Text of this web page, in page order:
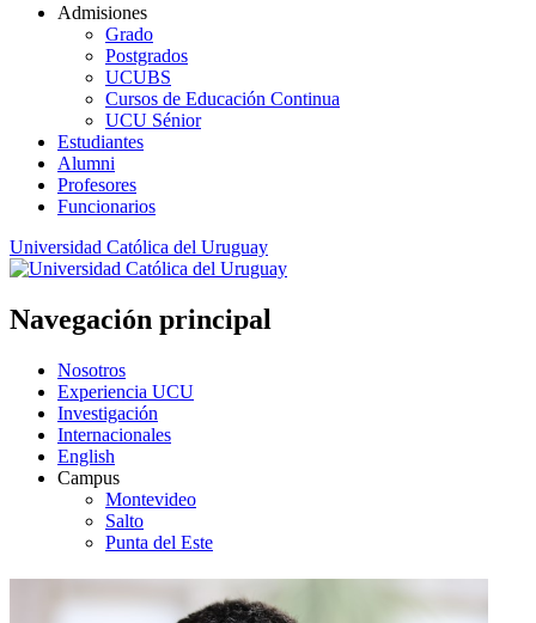
Admisiones
Grado
Postgrados
UCUBS
Cursos de Educación Continua
UCU Sénior
Estudiantes
Alumni
Profesores
Funcionarios
Universidad Católica del Uruguay
Navegación principal
Nosotros
Experiencia UCU
Investigación
Internacionales
English
Campus
Montevideo
Salto
Punta del Este